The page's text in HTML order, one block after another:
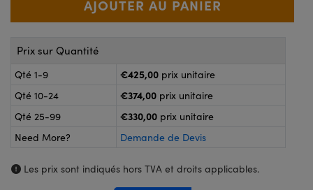
: Caméras
Optiques Lightpath
Prix sur Quantité
Qté 1-9 €425,00 prix unitaire
Qté 10-24
€374,00 prix unitaire
Qté 25-99
€330,00 prix unitaire
Need More?
Demande de Devis
Les prix sont indiqués hors TVA et droits applicables.